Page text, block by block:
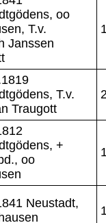
oo
T.v.
Janssen
T.v.
Traugott
+
oo
Neustadt,